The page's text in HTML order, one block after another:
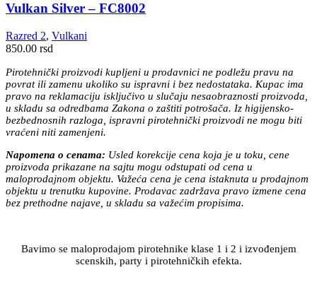
Vulkan Silver – FC8002
Razred 2, Vulkani
850.00 rsd
Pirotehnički proizvodi kupljeni u prodavnici ne podležu pravu na
povrat ili zamenu ukoliko su ispravni i bez nedostataka. Kupac ima
pravo na reklamaciju isključivo u slučaju nesaobraznosti proizvoda,
u skladu sa odredbama Zakona o zaštiti potrošača. Iz higijensko-
bezbednosnih razloga, ispravni pirotehnički proizvodi ne mogu biti
vraćeni niti zamenjeni.
Napomena o cenama: Usled korekcije cena koja je u toku, cene
proizvoda prikazane na sajtu mogu odstupati od cena u
maloprodajnom objektu. Važeća cena je cena istaknuta u prodajnom
objektu u trenutku kupovine. Prodavac zadržava pravo izmene cena
bez prethodne najave, u skladu sa važećim propisima.
Bavimo se maloprodajom pirotehnike klase 1 i 2 i izvođenjem
scenskih, party i pirotehničkih efekta.